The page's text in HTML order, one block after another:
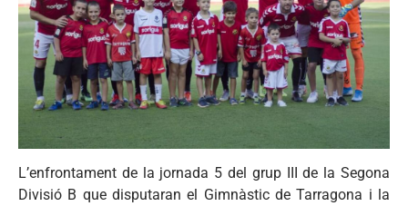
L’enfrontament de la jornada 5 del grup III de la Segona
Divisió B que disputaran el Gimnàstic de Tarragona i la